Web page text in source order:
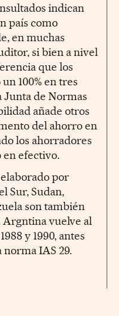
indican
país como
en muchas
si bien a nivel
que los
100% en tres
Junta de Normas
añade otros
del ahorro en
los ahorradores
efectivo.
por
Sur, Sudan,
son también
Argntina vuelve al
y 1990, antes
IAS 29.